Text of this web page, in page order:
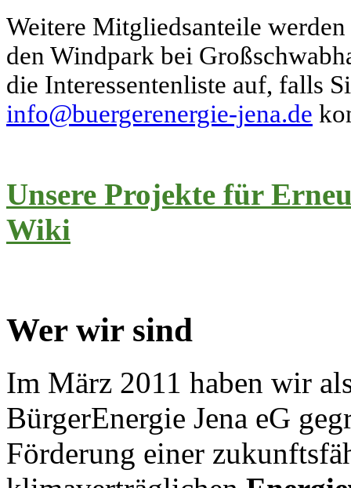
Weitere Mitgliedsanteile
den Windpark bei
die Interessentenliste auf, falls
info@buergerenergie-jena.de
Unsere Projekte für
Wiki
Wer wir sind
Im März 2011 haben wir
BürgerEnergie Jena eG
Förderung einer